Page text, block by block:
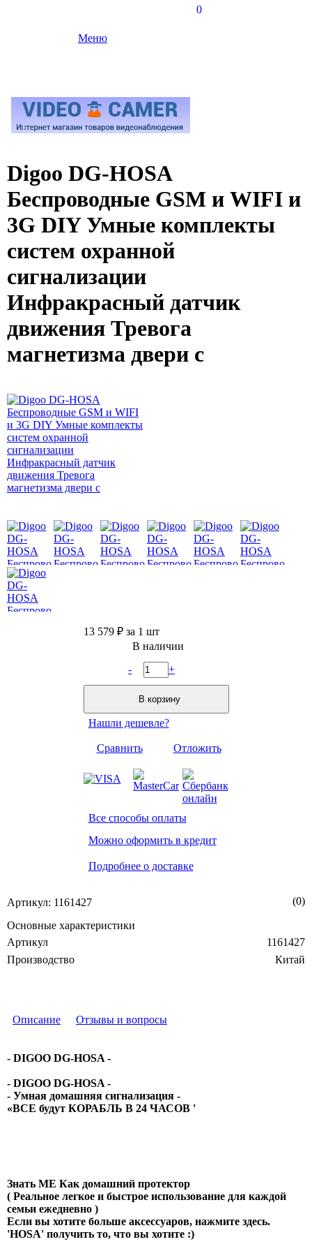
Меню
Digoo DG-HOSA
Беспроводные GSM и WIFI и
3G DIY Умные комплекты
систем охранной
сигнализации
Инфракрасный датчик
движения Тревога
магнетизма двери с
Артикул: 1161427 (0)
13 579 ₽ за 1 шт
В наличии
-
+
В корзину
Нашли дешевле?
Сравнить Отложить
Все способы оплаты
Можно оформить в кредит
Подробнее о доставке
Основные характеристики
Артикул
1161427
Производство
Китай
Описание Отзывы и вопросы
- DIGOO DG-HOSA -
- DIGOO DG-HOSA -
- Умная домашняя сигнализация -
«ВСЕ будут КОРАБЛЬ В 24 ЧАСОВ '
Знать ME Как домашний протектор
( Реальное легкое и быстрое использование для каждой
семьи ежедневно )
Если вы хотите больше аксессуаров, нажмите здесь.
'HOSA' получить то, что вы хотите :)
0